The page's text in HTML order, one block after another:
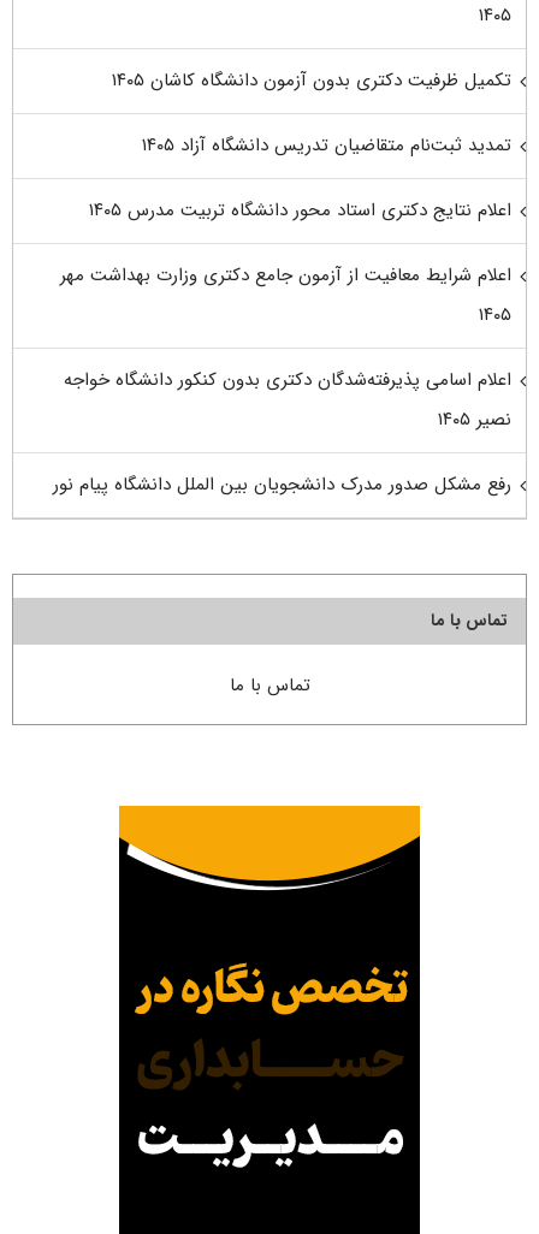
۱۴۰۵
تکمیل ظرفیت دکتری بدون آزمون دانشگاه کاشان ۱۴۰۵
تمدید ثبت‌نام متقاضیان تدریس دانشگاه آزاد ۱۴۰۵
اعلام نتایج دکتری استاد محور دانشگاه تربیت مدرس ۱۴۰۵
اعلام شرایط معافیت از آزمون جامع دکتری وزارت بهداشت مهر
۱۴۰۵
اعلام اسامی پذیرفته‌شدگان دکتری بدون کنکور دانشگاه خواجه
نصیر ۱۴۰۵
رفع مشکل صدور مدرک دانشجویان بین الملل دانشگاه پیام نور
تماس با ما
تماس با ما